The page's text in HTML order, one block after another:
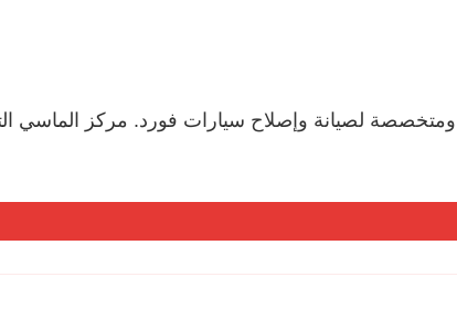
لصيانة وإصلاح سيارات فورد. مركز الماسي